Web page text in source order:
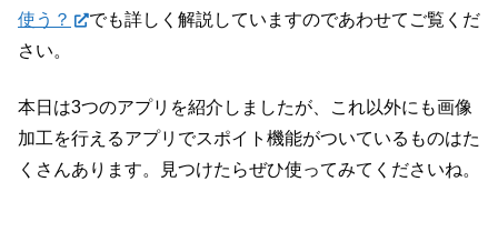
使う？
でも詳しく解説していますのであわせてご覧くだ
さい。
本日は3つのアプリを紹介しましたが、これ以外にも画像
加工を行えるアプリでスポイト機能がついているものはた
くさんあります。見つけたらぜひ使ってみてくださいね。